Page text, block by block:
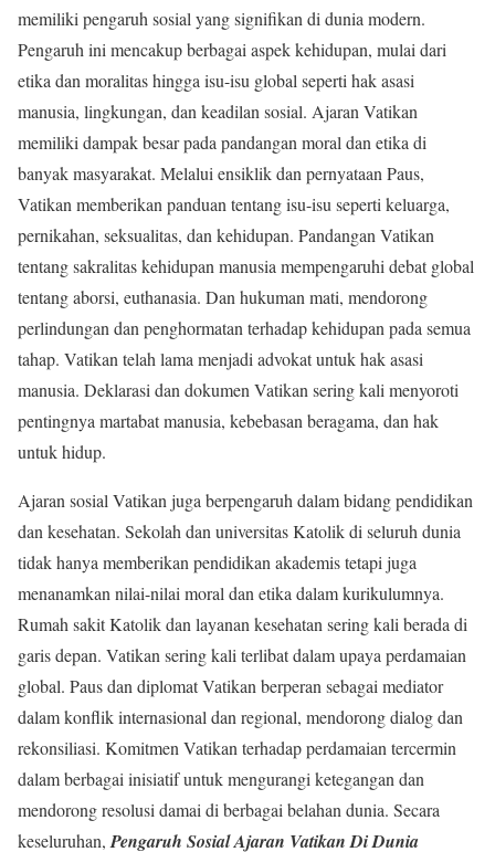
memiliki pengaruh sosial yang signifikan di dunia modern.
Pengaruh ini mencakup berbagai aspek kehidupan, mulai dari
etika dan moralitas hingga isu-isu global seperti hak asasi
manusia, lingkungan, dan keadilan sosial. Ajaran Vatikan
memiliki dampak besar pada pandangan moral dan etika di
banyak masyarakat. Melalui ensiklik dan pernyataan Paus,
Vatikan memberikan panduan tentang isu-isu seperti keluarga,
pernikahan, seksualitas, dan kehidupan. Pandangan Vatikan
tentang sakralitas kehidupan manusia mempengaruhi debat global
tentang aborsi, euthanasia. Dan hukuman mati, mendorong
perlindungan dan penghormatan terhadap kehidupan pada semua
tahap. Vatikan telah lama menjadi advokat untuk hak asasi
manusia. Deklarasi dan dokumen Vatikan sering kali menyoroti
pentingnya martabat manusia, kebebasan beragama, dan hak
untuk hidup.
Ajaran sosial Vatikan juga berpengaruh dalam bidang pendidikan
dan kesehatan. Sekolah dan universitas Katolik di seluruh dunia
tidak hanya memberikan pendidikan akademis tetapi juga
menanamkan nilai-nilai moral dan etika dalam kurikulumnya.
Rumah sakit Katolik dan layanan kesehatan sering kali berada di
garis depan. Vatikan sering kali terlibat dalam upaya perdamaian
global. Paus dan diplomat Vatikan berperan sebagai mediator
dalam konflik internasional dan regional, mendorong dialog dan
rekonsiliasi. Komitmen Vatikan terhadap perdamaian tercermin
dalam berbagai inisiatif untuk mengurangi ketegangan dan
mendorong resolusi damai di berbagai belahan dunia. Secara
keseluruhan, Pengaruh Sosial Ajaran Vatikan Di Dunia